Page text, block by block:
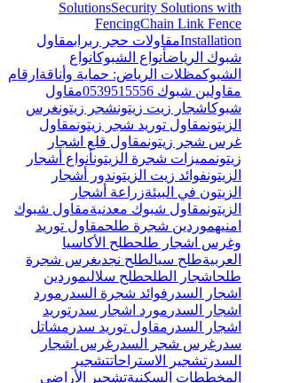
SolutionsSecurity Solutions with
FencingChain Link Fence
Installationمقاولات حجر ربرابمقاول
شبوك الرياضأنواع الشبوكانواع
الشبوكمظلات الرياض: حماية وأناقة ارقام
مقاولين شبوك 0539515556
مقاول
شبوكاشجار زيت زيتونشجر زيتونغرس
الزيتونمقاول توريد شجر زيتونمقاول
غرس شجر زيتونمقاول قلع اشجار
زيتونمميزات شجرة الزيتونأنواع أشجار
الزيتونفوائد زيت الزيتوندور أشجار
الزيتون في البيئةزراعة أشجار
الزيتونمقاول شبوك معدنيةمقاول شبوك
امنيهموردين شجرة طلحمقاول توريد
وغرس اشجار طلحطلح الأكاسيا
العربيةطلح سيالطلح نجديغرس شجرة
طلحاشجار الطلحطلح سلاليموردين
اشجار السدر فوائد شجرة السدر مورد
اشجار السدر مورد اشجار سدر توريد
اشجار السدر مقاول توريد سدر مشاتل
سدر غرس شجر السدر غرس اشجار
السدر تشجير الاستراحاتتشجير
المخططات السكنيةتشجير الأراضي